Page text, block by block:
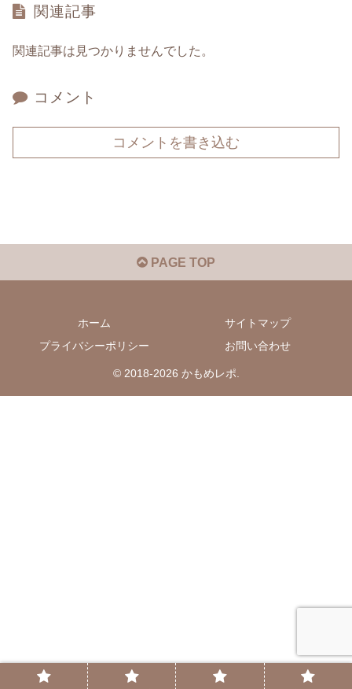
関連記事
関連記事は見つかりませんでした。
コメント
コメントを書き込む
PAGE TOP
ホーム
サイトマップ
プライバシーポリシー
お問い合わせ
© 2018-2026 かもめレポ.